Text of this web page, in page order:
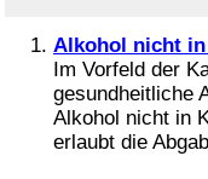
Alkohol nicht
Im Vorfeld der
gesundheitliche
Alkohol nicht in
erlaubt die